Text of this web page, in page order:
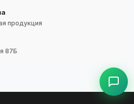
продукция
87Б